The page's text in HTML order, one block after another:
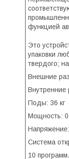
функцией
Это
упаковки
твердого;
Внешние
Поды: 36 кг
Мощность:
Система
10 программ.